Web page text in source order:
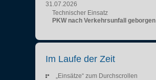
31.07.2026
Technischer Einsatz
PKW nach Verkehrsunfall geborgen
Im Laufe der Zeit
„Einsätze“ zum Durchscrollen